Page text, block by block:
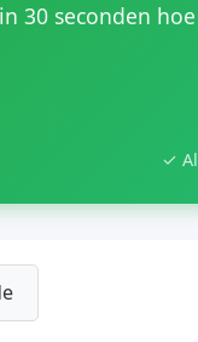
30 seconden
✓